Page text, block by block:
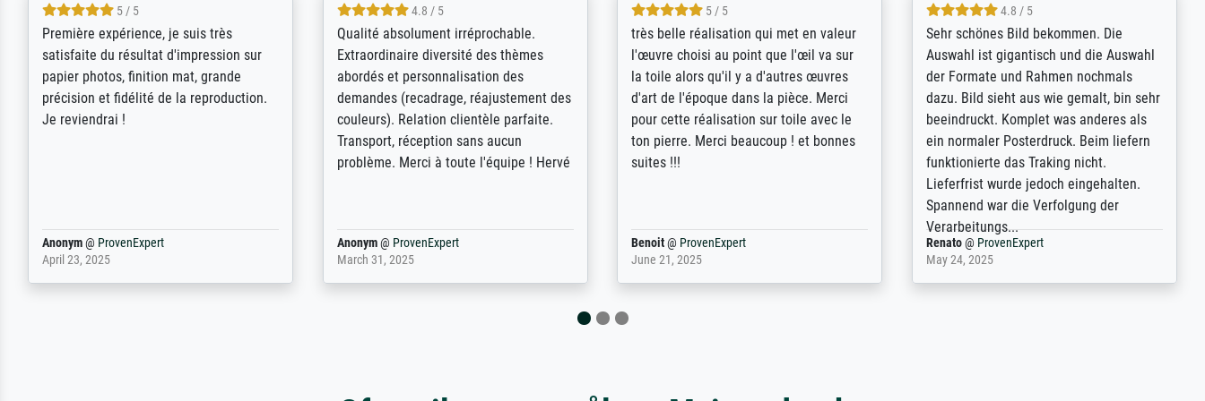
4.5 / 5
ik beoordeel Meisterdrucke zeer
positief. Door de 69505 beschikbare
kunstenaars scrollen is echter
onbegonnen werk (na stoppen begint
het weer van voor af aan). Als er naar
Waarom duidt u ...
philip@ProvenExpert
September 23, 2025
5 / 5
Wow....ich bin sehr über die Qualität
erstaunt. Diese Drucke haben all´meine
Erwartungen übertroffen. Desgleichen
der Ablauf der Bestellung. Grosses
Kompliment.
Anonym@ ProvenExpert
April 20, 2025
4 / 5
De levering door Bpost was absoluut
desastreus. De gemelde leveringstijd
sloeg nergens op. Er werd niet
aangebeld en niet geleverd op de
voorziene dag. Er werd ook geen
duidelijke informatie gegeven over wat
er dan met het pakket ging gebeuren.
Anonym@ProvenExpert
December 12, 2025
4.8 / 5
So, I ordered a large print of The
Annunciation by Fra Angelico from a
very large and popular American
"art/poster" site advertising giclee print
quality. The quality for a large print was
atrocious. They refunded me when I sent
pictures of the blurry print vs. a
Wikipedia commons representation.
They stated they couldn't do ...
Anonym@ProvenExpert
December 4, 2025